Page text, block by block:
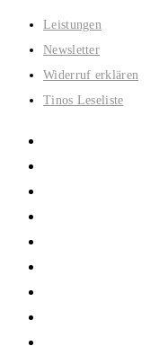
Zum
Inhalt
springen
Leistungen
Newsletter
Widerruf erklären
Tinos Leseliste